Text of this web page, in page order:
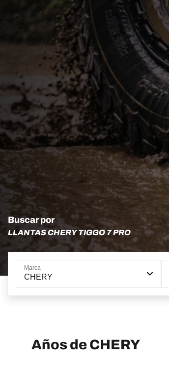
Buscar por
LLANTAS CHERY TIGGO 7 PRO
Marca
CHERY
Años de CHERY